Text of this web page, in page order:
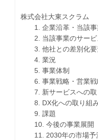
株式会社大東スクラム
1. 企業沿革・当該事
2. 当該事業のサービ
3. 他社との差別化要
4. 業況
5. 事業体制
6. 事業戦略・営業戦
7. 新サービスへの取
8. DX化への取り組み
9. 課題
10. 今後の事業展開
11. 2030年の市場予